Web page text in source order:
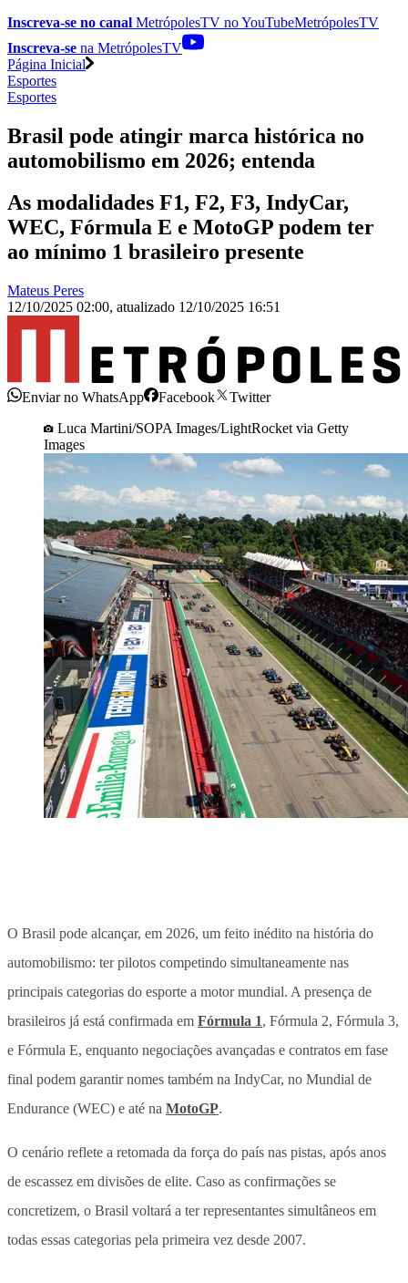
Inscreva-se no canal MetrópolesTV noYouTubeMetrópolesTV
Inscreva-se na MetrópolesTV
Página Inicial
Esportes
Esportes
Brasil pode atingir marca histórica no
automobilismo em 2026; entenda
As modalidades F1, F2, F3, IndyCar,
WEC, Fórmula E e MotoGP podem ter
ao mínimo 1 brasileiro presente
Mateus Peres
12/10/2025 02:00, atualizado 12/10/2025 16:51
Enviar no WhatsApp Facebook
Twitter
Luca Martini/SOPA Images/LightRocket via Getty
Images
O Brasil pode alcançar, em 2026, um feito inédito na história do
automobilismo: ter pilotos competindo simultaneamente nas
principais categorias do esporte a motor mundial. A presença de
brasileiros já está confirmada em Fórmula 1, Fórmula 2, Fórmula 3,
e Fórmula E, enquanto negociações avançadas e contratos em fase
final podem garantir nomes também na IndyCar, no Mundial de
Endurance (WEC) e até na MotoGP.
O cenário reflete a retomada da força do país nas pistas, após anos
de escassez em divisões de elite. Caso as confirmações se
concretizem, o Brasil voltará a ter representantes simultâneos em
todas essas categorias pela primeira vez desde 2007.